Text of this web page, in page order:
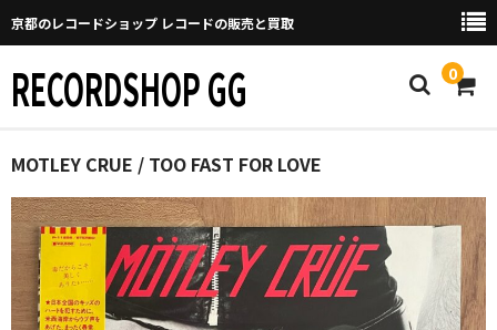
京都のレコードショップ レコードの販売と買取
RECORDSHOP GG 0
Home
マイページ
GGについて
買取について
MOTLEY CRUE / TOO FAST FOR LOVE